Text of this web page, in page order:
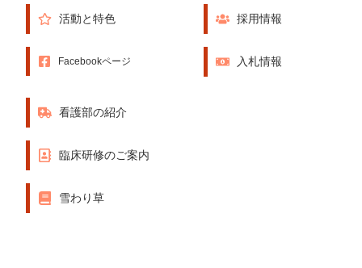
活動と特色
Facebookページ
採用情報
入札情報
看護部の紹介
臨床研修のご案内
雪わり草